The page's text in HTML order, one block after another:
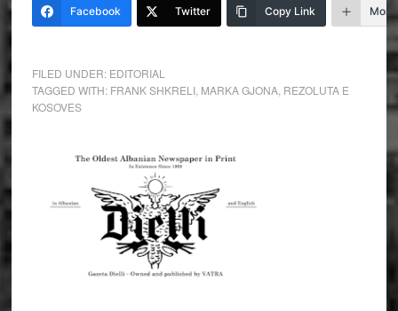
Facebook Twitter Copy Link More
FILED UNDER: EDITORIAL
TAGGED WITH: FRANK SHKRELI, MARKA GJONA, REZOLUTA E
KOSOVES